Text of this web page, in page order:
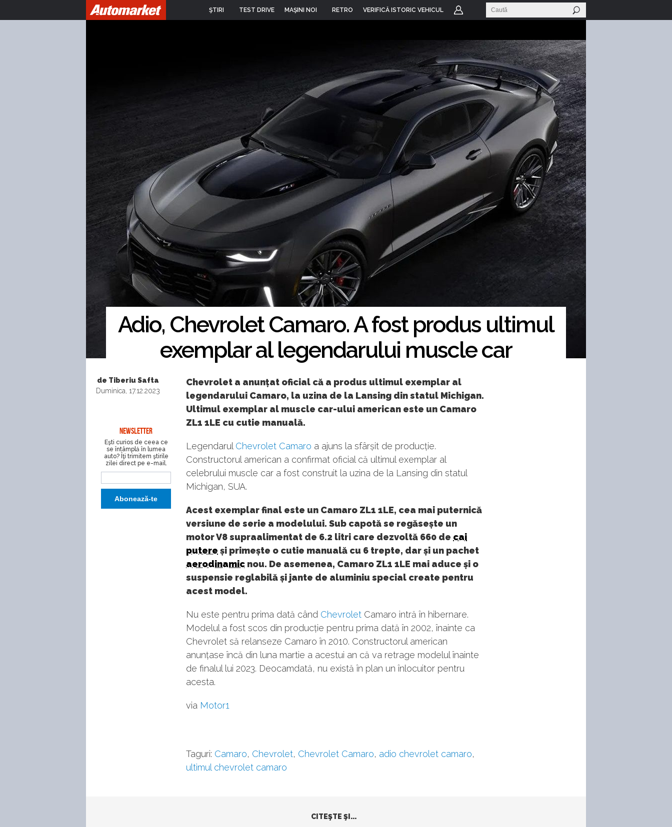
ŞTIRI TEST DRIVE MAŞINI NOI RETRO VERIFICĂ ISTORIC VEHICUL
Adio, Chevrolet Camaro. A fost produs ultimul
exemplar al legendarului muscle car
de Tiberiu Safta
Duminica, 17.12.2023
NEWSLETTER
Eşti curios de ceea ce
se întâmplă în lumea
auto? Îţi trimitem ştirile
zilei direct pe e-mail.
Chevrolet a anunțat oficial că a produs ultimul exemplar al
legendarului Camaro, la uzina de la Lansing din statul Michigan.
Ultimul exemplar al muscle car-ului american este un Camaro
ZL1 1LE cu cutie manuală.
Legendarul Chevrolet Camaro a ajuns la sfârșit de producție.
Constructorul american a confirmat oficial că ultimul exemplar al
celebrului muscle car a fost construit la uzina de la Lansing din statul
Michigan, SUA.
Acest exemplar final este un Camaro ZL1 1LE, cea mai puternică
versiune de serie a modelului. Sub capotă se regăsește un
motor V8 supraalimentat de 6.2 litri care dezvoltă 660 de cai
putere și primește o cutie manuală cu 6 trepte, dar și un pachet
aerodinamic nou. De asemenea, Camaro ZL1 1LE mai aduce și o
suspensie reglabilă și jante de aluminiu special create pentru
acest model.
Nu este pentru prima dată când Chevrolet Camaro intră în hibernare.
Modelul a fost scos din producție pentru prima dată în 2002, înainte ca
Chevrolet să relanseze Camaro în 2010. Constructorul american
anunțase încă din luna martie a acestui an că va retrage modelul înainte
de finalul lui 2023. Deocamdată, nu există în plan un înlocuitor pentru
acesta.
via Motor1
Taguri: Camaro, Chevrolet, Chevrolet Camaro, adio chevrolet camaro,
ultimul chevrolet camaro
CITEŞTE ŞI...